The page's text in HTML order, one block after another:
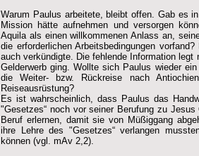
Warum Paulus arbeitete, bleibt offen. Gab es
Mission hätte aufnehmen und versorgen
Aquila als einen willkommenen Anlass an,
die erforderlichen Arbeitsbedingungen
auch verkündigte. Die fehlende Information
Gelderwerb ging. Wollte sich Paulus wieder
die Weiter- bzw. Rückreise nach
Reiseausrüstung?
Es ist wahrscheinlich, dass Paulus das
"Gesetzes“ noch vor seiner Berufung zu
Beruf erlernen, damit sie von Müßiggang
ihre Lehre des "Gesetzes“ verlangen
können (vgl. mAv 2,2).